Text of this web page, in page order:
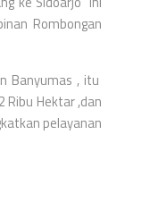
Rombongan
Banyumas , itu
Hektar ,dan
pelayanan